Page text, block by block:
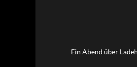
Ein Abend über